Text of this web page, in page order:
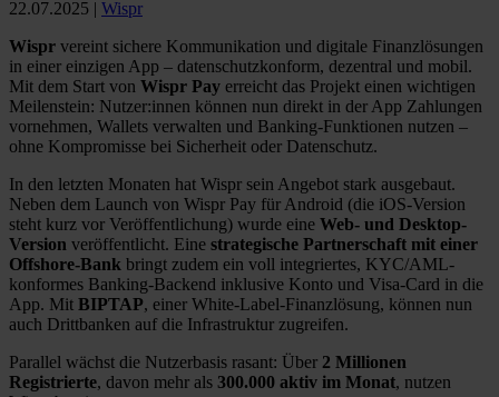
22.07.2025 | Wispr
Wispr vereint sichere Kommunikation und digitale Finanzlösungen
in einer einzigen App – datenschutzkonform, dezentral und mobil.
Mit dem Start von Wispr Pay erreicht das Projekt einen wichtigen
Meilenstein: Nutzer:innen können nun direkt in der App Zahlungen
vornehmen, Wallets verwalten und Banking-Funktionen nutzen –
ohne Kompromisse bei Sicherheit oder Datenschutz.
In den letzten Monaten hat Wispr sein Angebot stark ausgebaut.
Neben dem Launch von Wispr Pay für Android (die iOS-Version
steht kurz vor Veröffentlichung) wurde eine Web- und Desktop-
Version veröffentlicht. Eine strategische Partnerschaft mit einer
Offshore-Bank bringt zudem ein voll integriertes, KYC/AML-
konformes Banking-Backend inklusive Konto und Visa-Card in die
App. Mit BIPTAP, einer White-Label-Finanzlösung, können nun
auch Drittbanken auf die Infrastruktur zugreifen.
Parallel wächst die Nutzerbasis rasant: Über 2 Millionen
Registrierte, davon mehr als 300.000 aktiv im Monat, nutzen